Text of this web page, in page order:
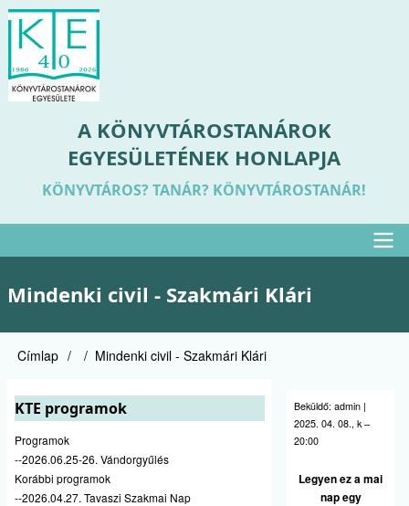
Ugrás
tartalomra
A KÖNYVTÁROSTANÁROK
EGYESÜLETÉNEK HONLAPJA
KÖNYVTÁROS? TANÁR? KÖNYVTÁROSTANÁR!
menü
Mindenki civil - Szakmári Klári
Morzsa
Címlap Mindenki civil - Szakmári Klári
KTE programok
Programok
--2026.06.25-26. Vándorgyűlés
Korábbi programok
--2026.04.27. Tavaszi Szakmai Nap
Beküldő: admin |
2025. 04. 08., k –
20:00
Legyen ez a mai
nap egy